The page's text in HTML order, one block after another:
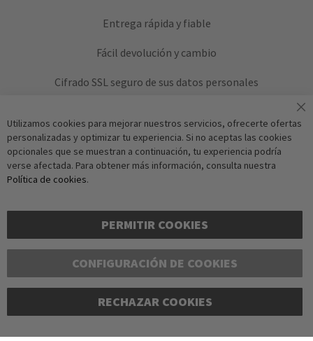
Entrega rápida y fiable
Fácil devolución y cambio
Cifrado SSL seguro de sus datos personales
Haga clic para iniciar la
Copyright © 2016-2026 dagmarfischer mode. Todos los derechos reservados. Todos
Utilizamos cookies para mejorar nuestros servicios, ofrecerte ofertas
personalizadas y optimizar tu experiencia. Si no aceptas las cookies
opcionales que se muestran a continuación, tu experiencia podría
verse afectada. Para obtener más información, consulta nuestra
Política de cookies.
PERMITIR COOKIES
CONFIGURACIÓN DE COOKIES
RECHAZAR COOKIES